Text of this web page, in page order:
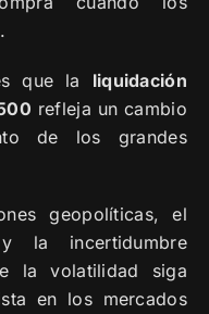
que la liquidación
refleja un cambio
de los grandes
geopolíticas, el
y la incertidumbre
la volatilidad siga
en los mercados